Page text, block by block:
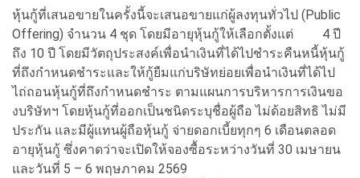
หุ้นกู้ที่เสนอขายในครั้งนี้จะเสนอขายแก่ผู้ลงทุนทั่วไป (Public
Offering) จำนวน 4 ชุด โดยมีอายุหุ้นกู้ให้เลือกตั้งแต่ 4 ปี
ถึง 10 ปี โดยมีวัตถุประสงค์เพื่อนำเงินที่ได้ไปชำระคืนหนี้หุ้นกู้
ที่ถึงกำหนดชำระและให้กู้ยืมแก่บริษัทย่อยเพื่อนำเงินที่ได้ไป
ไถ่ถอนหุ้นกู้ที่ถึงกำหนดชำระ ตามแผนการบริหารการเงินขอ
งบริษัทฯ โดยหุ้นกู้ที่ออกเป็นชนิดระบุชื่อผู้ถือ ไม่ด้อยสิทธิ ไม่มี
ประกัน และมีผู้แทนผู้ถือหุ้นกู้ จ่ายดอกเบี้ยทุกๆ 6 เดือนตลอด
อายุหุ้นกู้ ซึ่งคาดว่าจะเปิดให้จองซื้อระหว่างวันที่ 30 เมษายน
และวันที่ 5 – 6 พฤษภาคม 2569